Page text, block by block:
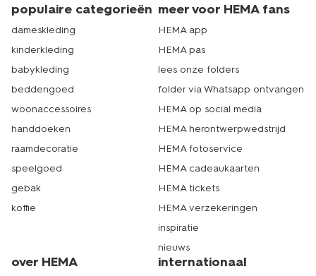
populaire categorieën
dameskleding
kinderkleding
babykleding
beddengoed
woonaccessoires
handdoeken
raamdecoratie
speelgoed
gebak
koffie
meer voor HEMA fans
HEMA app
HEMA pas
lees onze folders
folder via Whatsapp ontvangen
HEMA op social media
HEMA herontwerpwedstrijd
HEMA fotoservice
HEMA cadeaukaarten
HEMA tickets
HEMA verzekeringen
inspiratie
nieuws
over HEMA internationaal